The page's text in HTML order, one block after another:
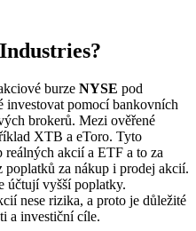
burze NYSE pod
investovat pomocí bankovních
brokerů. Mezi ověřené
XTB a eToro. Tyto
akcií a ETF a to za
poplatků za nákup i prodej akcií.
účtují vyšší poplatky.
nese rizika, a proto je důležité
a investiční cíle.